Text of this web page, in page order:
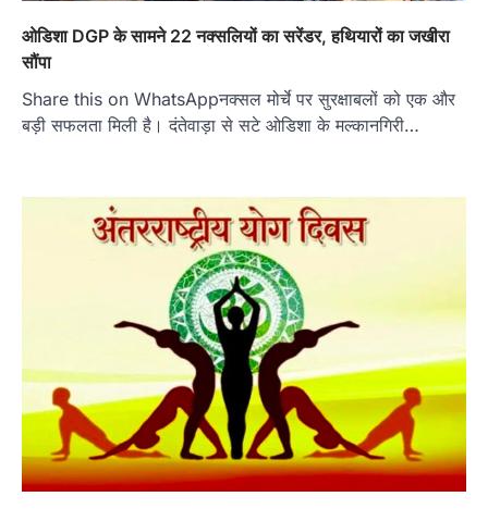
ओडिशा DGP के सामने 22 नक्सलियों का सरेंडर, हथियारों का जखीरा
सौंपा
Share this on WhatsAppनक्सल मोर्चे पर सुरक्षाबलों को एक और
बड़ी सफलता मिली है। दंतेवाड़ा से सटे ओडिशा के मल्कानगिरी…